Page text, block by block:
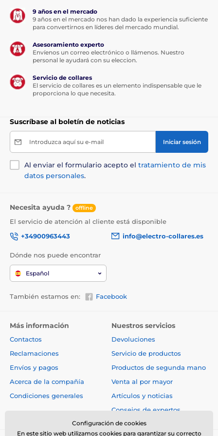
Esta cinta multiposición será su
Gracias a su función multiposición, la cinta no se
atascará en ningún ángulo de tiro.Su perro puede ir
en cualquier dirección, pero ni siquiera un
movimiento brusco le quitará el control de la cinta.
Pasee sin preocupaciones y disfrute de una sensación
única de libertad. La correa se adapta de forma
natural a tus movimientos. No sólo usted se sentirá
pasear, sino que además está fabricada con un
material de gran resistencia a la tracción. El tejido se
cargas. El mecanismo de enrollado de la correa se ha
diseñado para que la cinta se enrolle suavemente y
sin engancharse.
proporcionará no sólo estilo, sino sobre todo
simplemente pertenece a la comodidad al caminar.
de alta calidad para sujetarla al collar del perro.
9 años en el mercado
9 años en el mercado nos han dado la experiencia suficiente
para convertirnos en líderes del mercado mundial.
Asesoramiento experto
Envíenos un correo electrónico o llámenos. Nuestro
personal le ayudará con su eleccion.
Servicio de collares
El servicio de collares es un elemento indispensable que le
proporciona lo que necesita.
Suscríbase al boletín de noticias
Introduzca aquí su e-mail Iniciar sesión
Al enviar el formulario acepto el tratamiento de mis
datos personales.
Necesita ayuda ? offline
El servicio de atención al cliente está disponible
+34900963443
info@electro-collares.es
Dónde nos puede encontrar
Español
También estamos en: Facebook
Más información
Contactos
Reclamaciones
Envíos y pagos
Acerca de la compañía
Condiciones generales
Nuestros servicios
Devoluciones
Servicio de productos
Productos de segunda mano
Venta al por mayor
Artículos y noticias
Consejos de expertos
Configuración de cookies
En este sitio web utilizamos cookies para garantizar su correcto